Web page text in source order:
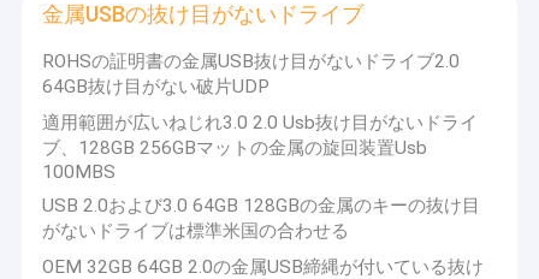
金属USBの抜け目がないドライブ
ROHSの証明書の金属USB抜け目がないドライブ2.0
64GB抜け目がない破片UDP
適用範囲が広いねじれ3.0 2.0 Usb抜け目がないドライ
ブ、128GB 256GBマットの金属の旋回装置Usb
100MBS
USB 2.0および3.0 64GB 128GBの金属のキーの抜け目
がないドライブは標準米国の合わせる
OEM 32GB 64GB 2.0の金属USB締縄が付いている抜け